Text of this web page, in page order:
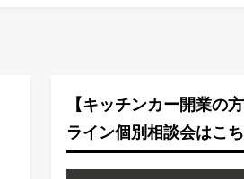
【キッチンカー開業の
ライン個別相談会はこ